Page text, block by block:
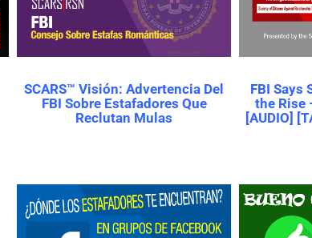
SCARS™ Visión: Advertencia Del
FBI Sobre Estafadores Que
Reclutan Mulas
FBI Says
the Rise
[AUDIO]